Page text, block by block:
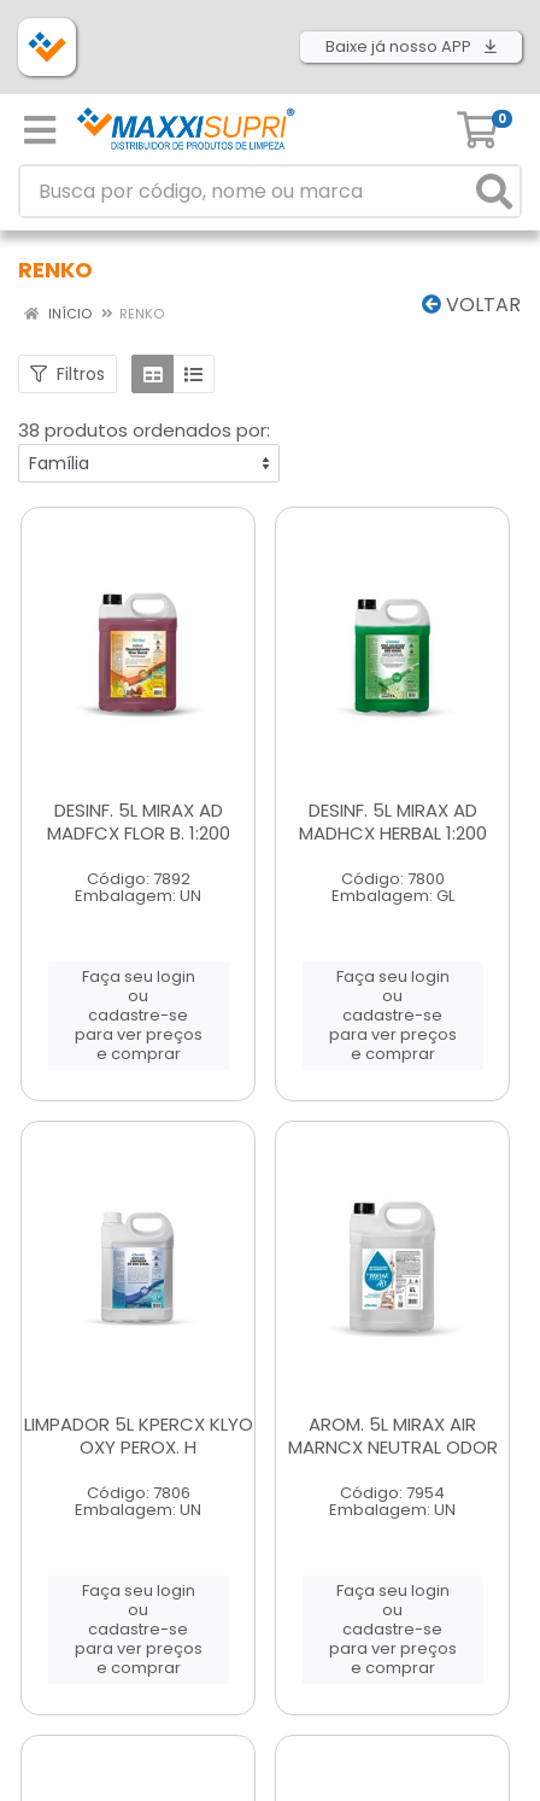
Baixe já nosso APP
0
RENKO
VOLTAR
INÍCIO RENKO
Filtros
38 produtos ordenados por:
DESINF. 5L MIRAX AD
MADFCX FLOR B. 1:200
Código: 7892
Embalagem: UN
Faça seu login
ou
cadastre-se
para ver preços
e comprar
DESINF. 5L MIRAX AD
MADHCX HERBAL 1:200
Código: 7800
Embalagem: GL
Faça seu login
ou
cadastre-se
para ver preços
e comprar
LIMPADOR 5L KPERCX KLYO
OXY PEROX. H
Código: 7806
Embalagem: UN
Faça seu login
ou
cadastre-se
para ver preços
e comprar
AROM. 5L MIRAX AIR
MARNCX NEUTRAL ODOR
Código: 7954
Embalagem: UN
Faça seu login
ou
cadastre-se
para ver preços
e comprar